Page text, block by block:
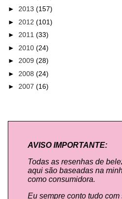
► 2013 (157)
► 2012 (101)
► 2011 (33)
► 2010 (24)
► 2009 (28)
► 2008 (24)
► 2007 (16)
AVISO IMPORTANTE:
Todas as resenhas de
aqui são baseadas na
como consumidora.
Eu sempre conto tudo